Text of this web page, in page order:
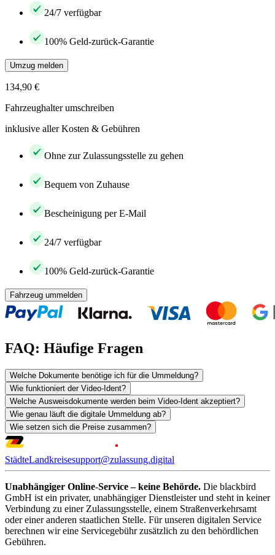
24/7 verfügbar
100% Geld-zurück-Garantie
Umzug melden
134,90 €
Fahrzeughalter umschreiben
inklusive aller Kosten & Gebühren
Ohne zur Zulassungsstelle zu gehen
Bequem von Zuhause
Bescheinigung per E-Mail
24/7 verfügbar
100% Geld-zurück-Garantie
Fahrzeug ummelden
FAQ: Häufige Fragen
Welche Dokumente benötige ich für die Ummeldung?
Wie funktioniert der Video-Ident?
Welche Ausweisdokumente werden beim Video-Ident akzeptiert?
Wie genau läuft die digitale Ummeldung ab?
Wie setzen sich die Preise zusammen?
StädteLandkreisesupport@zulassung.digital
Unabhängiger Online-Service – keine Behörde. Die blackbird
GmbH ist ein privater, unabhängiger Dienstleister und steht in keiner
Verbindung zu einer Zulassungsstelle, einem Straßenverkehrsamt
oder einer anderen staatlichen Stelle. Für unseren digitalen Service
berechnen wir eine Servicegebühr zusätzlich zu den behördlichen
Gebühren.